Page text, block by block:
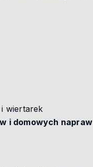
wiertarek
i domowych napraw